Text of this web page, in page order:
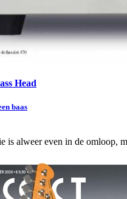
Head
baas
is alweer even in de omloop,